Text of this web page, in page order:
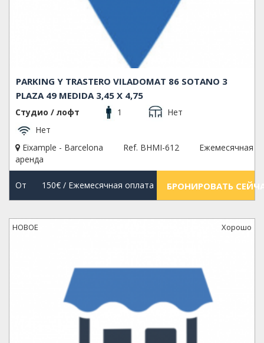
PARKING Y TRASTERO VILADOMAT 86 SOTANO 3
PLAZA 49 MEDIDA 3,45 X 4,75
Студио / лофт 1
Нет
Нет
Eixample - Barcelona
Ref. BHMI-612
Ежемесячная
аренда
От 150€/ Ежемесячная оплата БРОНИРОВАТЬ
НОВОЕ Xорошо